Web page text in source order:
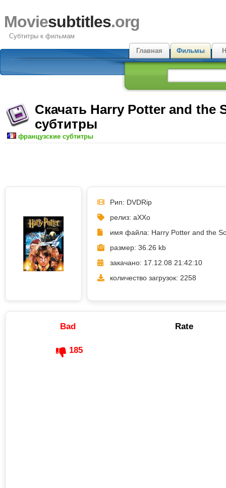
Moviesubtitles.org
Субтитры к фильмам
Главная
Фильмы
Скачать Harry Potter and the
субтитры
французские субтитры
Рип: DVDRip
релиз: aXXo
имя файла: Harry Potter and the
размер: 36.26 kb
закачано: 17.12.08 21:42:10
количество загрузок: 2258
Bad Rate
185